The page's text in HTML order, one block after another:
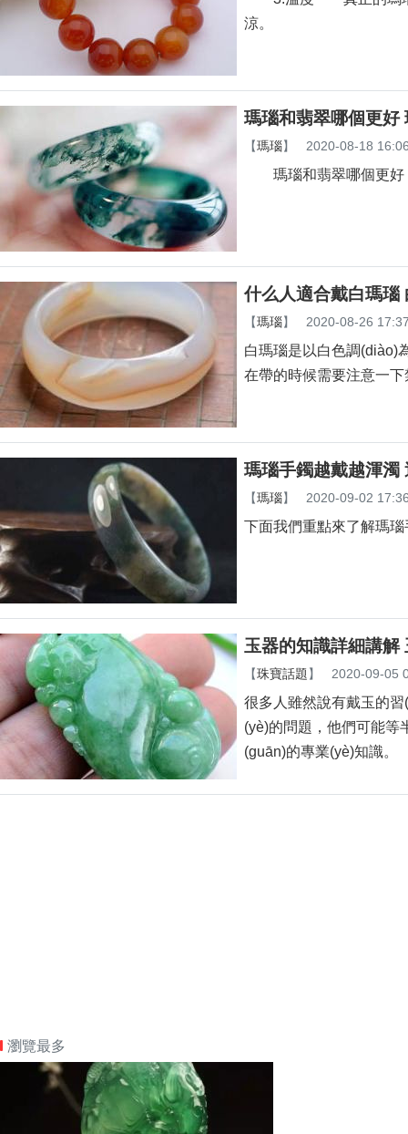
涼。
瑪瑙和翡翠哪個更好
【瑪瑙】 2020-08-18
瑪瑙和翡翠哪個更好
什么人適合戴白瑪瑙
【瑪瑙】 2020-08-26
白瑪瑙是以白色調(diào)為
在帶的時候需要注意一下
瑪瑙手鐲越戴越渾濁
【瑪瑙】 2020-09-02
下面我們重點來了解瑪瑙
玉器的知識詳細講解
【珠寶話題】 2020-09-05
很多人雖然說有戴玉的習
(yè)的問題，他們可
(guān)的專業(yè)知識。
瀏覽最多